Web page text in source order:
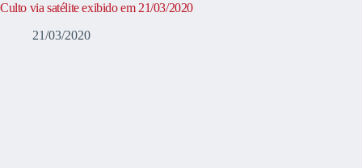
Culto via satélite exibido em 21/03/2020
21/03/2020